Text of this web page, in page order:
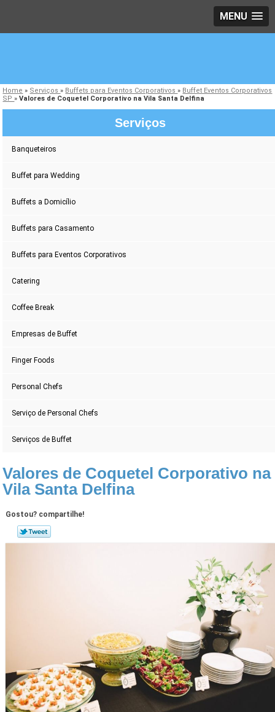
MENU
Home » Serviços» Buffets para Eventos Corporativos» Buffet Eventos Corporativos
SP»Valores de Coquetel Corporativo na Vila Santa Delfina
Serviços
Banqueteiros
Buffet para Wedding
Buffets a Domicílio
Buffets para Casamento
Buffets para Eventos Corporativos
Catering
Coffee Break
Empresas de Buffet
Finger Foods
Personal Chefs
Serviço de Personal Chefs
Serviços de Buffet
Valores de Coquetel Corporativo na
Vila Santa Delfina
Gostou? compartilhe!